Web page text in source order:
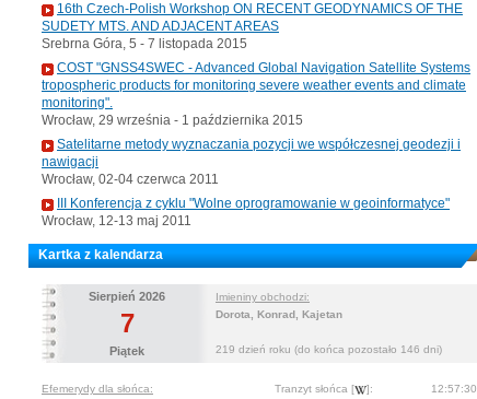
16th Czech-Polish Workshop ON RECENT GEODYNAMICS OF THE
SUDETY MTS. AND ADJACENT AREAS
Srebrna Góra, 5 - 7 listopada 2015
COST "GNSS4SWEC - Advanced Global Navigation Satellite Systems
tropospheric products for monitoring severe weather events and climate
monitoring".
Wrocław, 29 września - 1 października 2015
Satelitarne metody wyznaczania pozycji we współczesnej geodezji i
nawigacji
Wrocław, 02-04 czerwca 2011
III Konferencja z cyklu "Wolne oprogramowanie w geoinformatyce"
Wrocław, 12-13 maj 2011
Kartka z kalendarza
Sierpień 2026
Imieniny obchodzi:
Dorota, Konrad, Kajetan
219 dzień roku (do końca pozostało 146 dni)
7
Piątek
Efemerydy dla słońca: Tranzyt słońca [ ]: 12:57:30